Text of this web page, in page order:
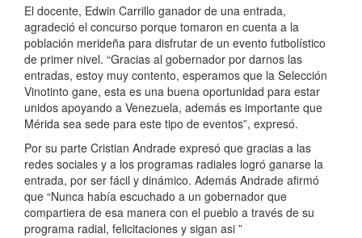
El docente, Edwin Carrillo ganador de una entrada,
agradeció el concurso porque tomaron en cuenta a la
población merideña para disfrutar de un evento futbolístico
de primer nivel. “Gracias al gobernador por darnos las
entradas, estoy muy contento, esperamos que la Selección
Vinotinto gane, esta es una buena oportunidad para estar
unidos apoyando a Venezuela, además es importante que
Mérida sea sede para este tipo de eventos”, expresó.
Por su parte Cristian Andrade expresó que gracias a las
redes sociales y a los programas radiales logró ganarse la
entrada, por ser fácil y dinámico. Además Andrade afirmó
que “Nunca había escuchado a un gobernador que
compartiera de esa manera con el pueblo a través de su
programa radial, felicitaciones y sigan asi ”